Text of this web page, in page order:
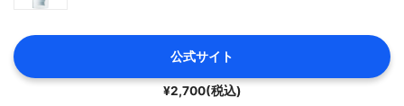
公式サイト
¥2,700(税込)